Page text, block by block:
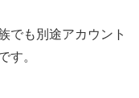
でも別途アカウント
す。